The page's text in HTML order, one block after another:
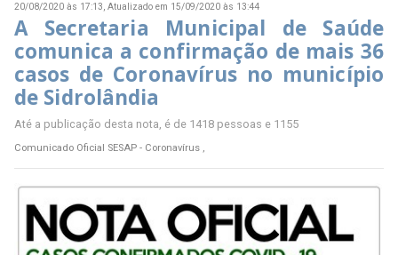
20/08/2020 às 17:13, Atualizado em 15/09/2020 às 13:44
A Secretaria Municipal de Saúde
comunica a confirmação de mais 36
casos de Coronavírus no município
de Sidrolândia
Até a publicação desta nota, é de 1418 pessoas e 1155
Comunicado Oficial SESAP - Coronavírus ,